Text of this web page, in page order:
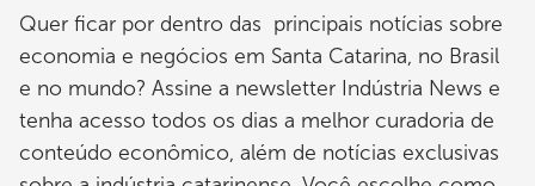
Quer ficar por dentro das principais notícias sobre
economia e negócios em Santa Catarina, no Brasil
e no mundo? Assine a newsletter Indústria News e
tenha acesso todos os dias a melhor curadoria de
conteúdo econômico, além de notícias exclusivas